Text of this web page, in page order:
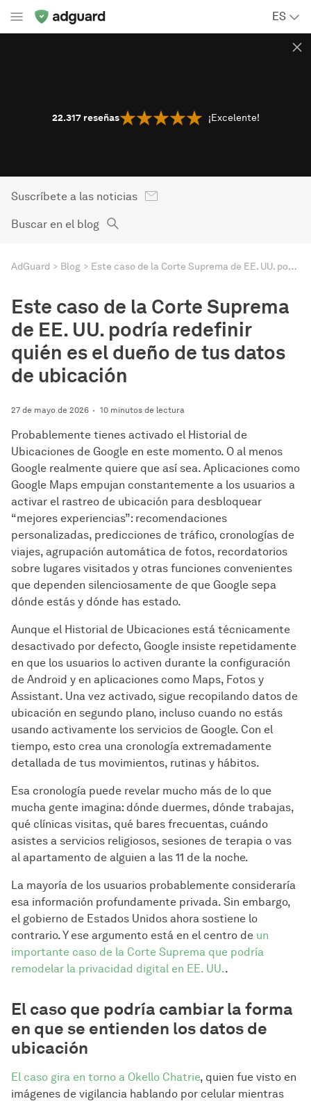
ES
22.317 reseñas ¡Excelente!
Suscríbete a las noticias
Buscar en el blog
AdGuard Blog Este caso de la Corte Suprema de EE. UU. podría redefinir quién es el dueño de tus datos de ubicación
Este caso de la Corte Suprema
de EE. UU. podría redefinir
quién es el dueño de tus datos
de ubicación
27 de mayo de 2026 10 minutos de lectura
Probablemente tienes activado el Historial de
Ubicaciones de Google en este momento. O al menos
Google realmente quiere que así sea. Aplicaciones como
Google Maps empujan constantemente a los usuarios a
activar el rastreo de ubicación para desbloquear
“mejores experiencias”: recomendaciones
personalizadas, predicciones de tráfico, cronologías de
viajes, agrupación automática de fotos, recordatorios
sobre lugares visitados y otras funciones convenientes
que dependen silenciosamente de que Google sepa
dónde estás y dónde has estado.
Aunque el Historial de Ubicaciones está técnicamente
desactivado por defecto, Google insiste repetidamente
en que los usuarios lo activen durante la configuración
de Android y en aplicaciones como Maps, Fotos y
Assistant. Una vez activado, sigue recopilando datos de
ubicación en segundo plano, incluso cuando no estás
usando activamente los servicios de Google. Con el
tiempo, esto crea una cronología extremadamente
detallada de tus movimientos, rutinas y hábitos.
Esa cronología puede revelar mucho más de lo que
mucha gente imagina: dónde duermes, dónde trabajas,
qué clínicas visitas, qué bares frecuentas, cuándo
asistes a servicios religiosos, sesiones de terapia o vas
al apartamento de alguien a las 11 de la noche.
La mayoría de los usuarios probablemente consideraría
esa información profundamente privada. Sin embargo,
el gobierno de Estados Unidos ahora sostiene lo
contrario. Y ese argumento está en el centro de un
importante caso de la Corte Suprema que podría
remodelar la privacidad digital en EE. UU..
El caso que podría cambiar la forma
en que se entienden los datos de
ubicación
El caso gira en torno a Okello Chatrie, quien fue visto en
imágenes de vigilancia hablando por celular mientras